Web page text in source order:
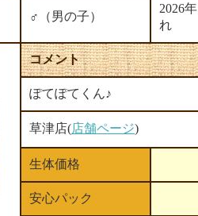
♂（男の子）
2026
れ
コメント
ぽてぽてくん♪
草津店(店舗ページ)
生体価格
安心パック